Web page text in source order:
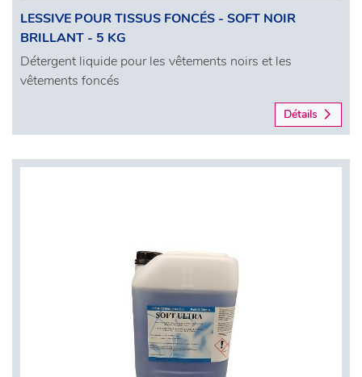
LESSIVE POUR TISSUS FONCÉS - SOFT NOIR
BRILLANT - 5 KG
Détergent liquide pour les vêtements noirs et les
vêtements foncés
Détails